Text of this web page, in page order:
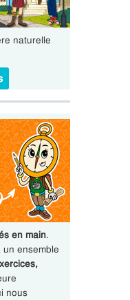
naturelle
en main.
ensemble
nous